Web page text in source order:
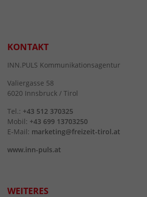
KONTAKT
INN.PULS Kommunikationsagentur
Valiergasse 58
6020 Innsbruck / Tirol
Tel.: +43 512 370325
Mobil: +43 699 13703250
E-Mail: marketing@freizeit-tirol.at
www.inn-puls.at
WEITERES